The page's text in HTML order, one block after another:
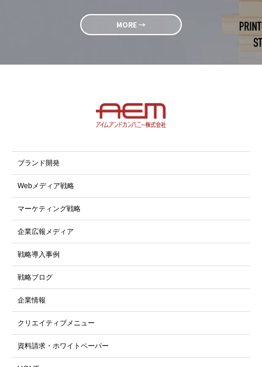
MORE →
ブランド開発
Webメディア戦略
マーケティング戦略
企業広報メディア
戦略導入事例
戦略ブログ
企業情報
クリエイティブメニュー
資料請求・ホワイトペーパー